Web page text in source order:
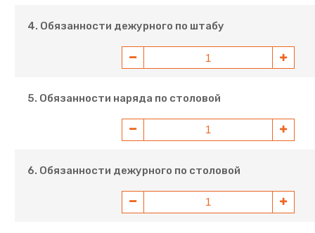
4. Обязанности дежурного по штабу
5. Обязанности наряда по столовой
6. Обязанности дежурного по столовой